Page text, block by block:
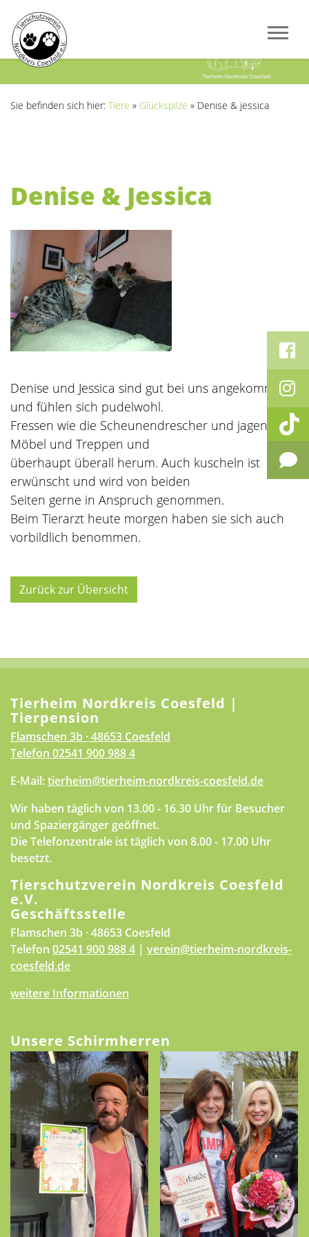
Sie befinden sich hier: Tiere » Glückspilze » Denise & jessica
Denise & Jessica
Denise und Jessica sind gut bei uns angekommen
und fühlen sich pudelwohl.
Fressen wie die Scheunendrescher und jagen über
Möbel und Treppen und
überhaupt überall herum. Auch kuscheln ist
erwünscht und wird von beiden
Seiten gerne in Anspruch genommen.
Beim Tierarzt heute morgen haben sie sich auch
vorbildlich benommen.
Zurück zur Übersicht
Tierheim Nordkreis Coesfeld |
Tierpension
Flamschen 3b · 48653 Coesfeld
Telefon 02541 900 988 4
E-Mail:tierheim@tierheim-nordkreis-coesfeld.de
Wir haben täglich von 13.00 - 16.30 Uhr für Besucher
und Spaziergänger geöffnet.
Die Telefonzentrale ist täglich von 8.00 - 17.00 Uhr
besetzt.
Tierschutzverein Nordkreis Coesfeld
e.V.
Geschäftsstelle
Flamschen 3b · 48653 Coesfeld
Telefon 02541 900 988 4 | verein@tierheim-nordkreis-
coesfeld.de
weitere Informationen
Unsere Schirmherren